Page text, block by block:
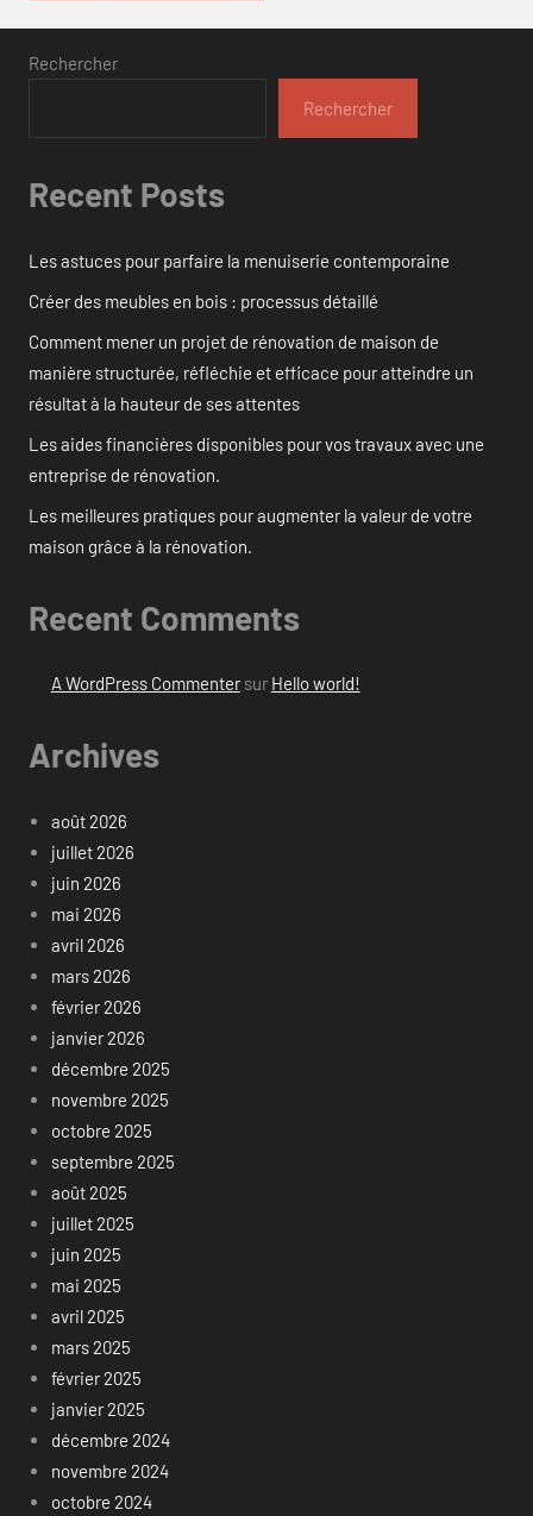
Rechercher
Rechercher
Recent Posts
Les astuces pour parfaire la menuiserie contemporaine
Créer des meubles en bois : processus détaillé
Comment mener un projet de rénovation de maison de
manière structurée, réfléchie et efficace pour atteindre un
résultat à la hauteur de ses attentes
Les aides financières disponibles pour vos travaux avec une
entreprise de rénovation.
Les meilleures pratiques pour augmenter la valeur de votre
maison grâce à la rénovation.
Recent Comments
A WordPress Commentersur Hello world!
Archives
août 2026
juillet 2026
juin 2026
mai 2026
avril 2026
mars 2026
février 2026
janvier 2026
décembre 2025
novembre 2025
octobre 2025
septembre 2025
août 2025
juillet 2025
juin 2025
mai 2025
avril 2025
mars 2025
février 2025
janvier 2025
décembre 2024
novembre 2024
octobre 2024